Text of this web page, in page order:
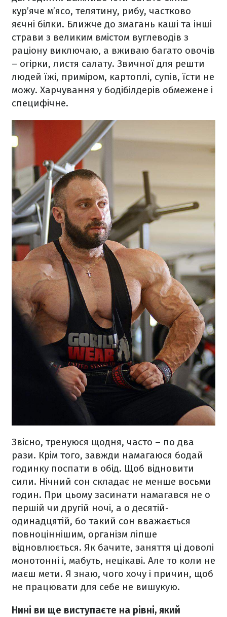
кур’яче м’ясо, телятину, рибу, частково
яєчні білки. Ближче до змагань каші та інші
страви з великим вмістом вуглеводів з
раціону виключаю, а вживаю багато овочів
– огірки, листя салату. Звичної для решти
людей їжі, приміром, картоплі, супів, їсти не
можу. Харчування у бодібілдерів обмежене і
специфічне.
Звісно, тренуюся щодня, часто – по два
рази. Крім того, завжди намагаюся бодай
годинку поспати в обід. Щоб відновити
сили. Нічний сон складає не менше восьми
годин. При цьому засинати намагався не о
першій чи другій ночі, а о десятій-
одинадцятій, бо такий сон вважається
повноціннішим, організм ліпше
відновлюється. Як бачите, заняття ці доволі
монотонні і, мабуть, нецікаві. Але то коли не
маєш мети. Я знаю, чого хочу і причин, щоб
не працювати для себе не вишукую.
Нині ви ще виступаєте на рівні, який